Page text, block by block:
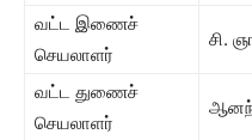
வட்ட இணைச்
செயலாளர்
சி.
வட்ட துணைச்
செயலாளர்